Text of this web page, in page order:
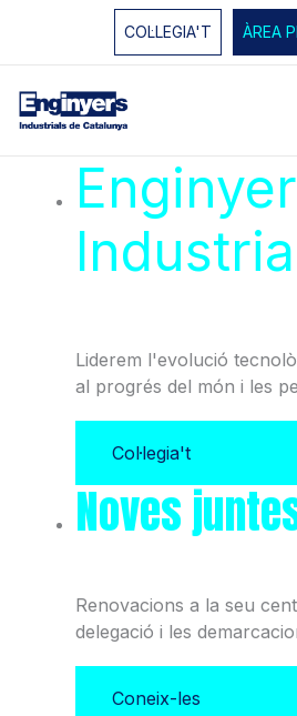
COL·LEGIA'T ÀREA
Liderem l'evolució
al progrés del món i les
Col·legia't
Noves
Renovacions a la seu
delegació i les
Coneix-les